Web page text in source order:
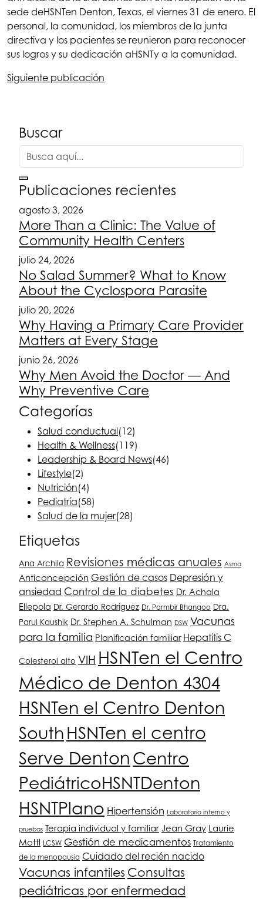
sede deHSNTen Denton, Texas, el viernes 31 de enero. El
personal, la comunidad, los miembros de la junta
directiva y los pacientes se reunieron para reconocer
sus logros y su dedicación aHSNTy a la comunidad.
Siguiente publicación
Buscar
Publicaciones recientes
agosto 3, 2026
More Than a Clinic: The Value of
Community Health Centers
julio 24, 2026
No Salad Summer? What to Know
About the Cyclospora Parasite
julio 20, 2026
Why Having a Primary Care Provider
Matters at Every Stage
junio 26, 2026
Why Men Avoid the Doctor — And
Why Preventive Care
Categorías
Salud conductual(12)
Health & Wellness(119)
Leadership & Board News(46)
Lifestyle(2)
Nutrición(4)
Pediatría(58)
Salud de la mujer(28)
Etiquetas
Ana Archila Revisiones médicas anuales Asma
Anticoncepción Gestión de casos Depresión y
ansiedad Control de la diabetes Dr. Achala
Ellepola Dr. Gerardo Rodríguez Dr. Parmbir Bhangoo Dra.
Parul Kaushik Dr. Stephen A. Schulman DSW Vacunas
para la familia Planificación familiar Hepatitis C
Colesterol alto VIH HSNTen el Centro
Médico de Denton 4304
HSNTen el Centro Denton
South HSNTen el centro
Serve Denton Centro
PediátricoHSNTDenton
HSNTPlano Hipertensión Laboratorio interno y
pruebas Terapia individual y familiar Jean Gray Laurie
Mottl LCSW Gestión de medicamentos Tratamiento
de la menopausia Cuidado del recién nacido
Vacunas infantiles Consultas
pediátricas por enfermedad